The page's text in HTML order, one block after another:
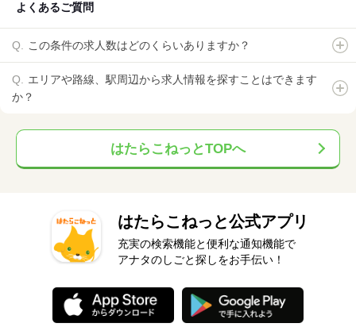
よくあるご質問
この条件の求人数はどのくらいありますか？
エリアや路線、駅周辺から求人情報を探すことはできます
か？
はたらこねっとTOPへ
はたらこねっと公式アプリ
充実の検索機能と便利な通知機能で
アナタのしごと探しをお手伝い！